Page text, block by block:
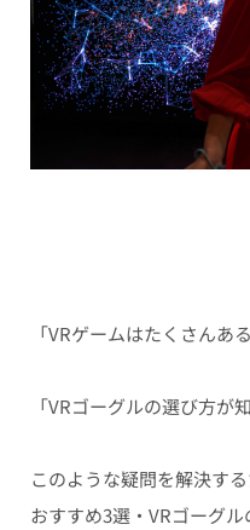
「VRゲームはたくさんあ
「VRゴーグルの選び方が
このような疑問を解決す
おすすめ3選・VRゴーグ